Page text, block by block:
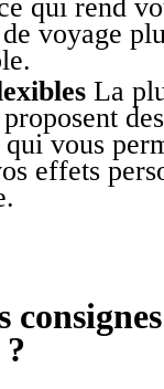
qui rend
voyage
La
vous
effets